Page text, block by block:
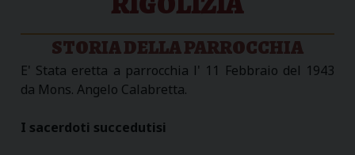
STORIA DELLA PARROCCHIA
E' Stata eretta a parrocchia l' 11 Febbraio del 1943
da Mons. Angelo Calabretta.
I sacerdoti succedutisi